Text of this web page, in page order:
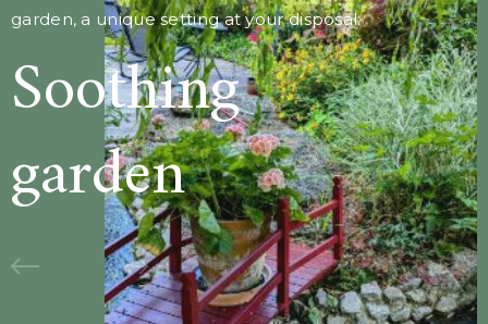
garden, a unique setting at your disposal.
Soothing
garden